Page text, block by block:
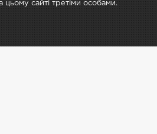
сайті третіми особами.